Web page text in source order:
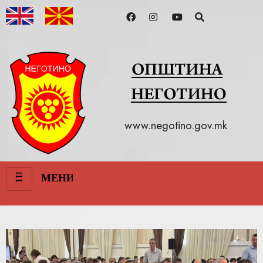
www.negotino.gov.mk
МЕНИ
III